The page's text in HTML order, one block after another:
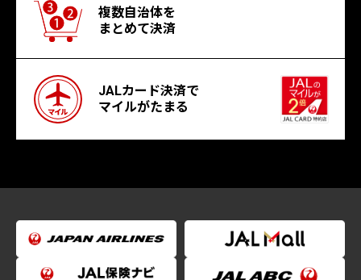
複数自治体を
まとめて決済
JALカード決済で
マイルがたまる